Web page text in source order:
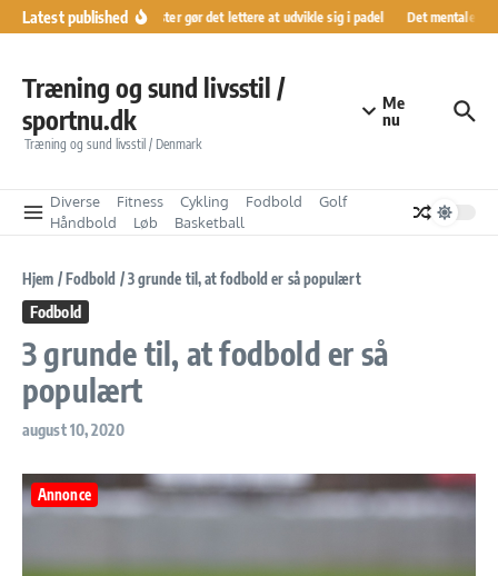
Fortsæt til indhold
Latest publishedRanglister gør det lettere at udvikle sig i padel Det mentale
Træning og sund livsstil /
sportnu.dk
Træning og sund livsstil / Denmark
Me
nu
Diverse Fitness Cykling Fodbold
Golf
Håndbold
Løb Basketball
Hjem / Fodbold /3 grunde til, at fodbold er så populært
Fodbold
3 grunde til, at fodbold er så
populært
august 10, 2020
Annonce